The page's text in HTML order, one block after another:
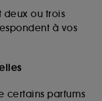
deux ou trois
à vos
certains parfums